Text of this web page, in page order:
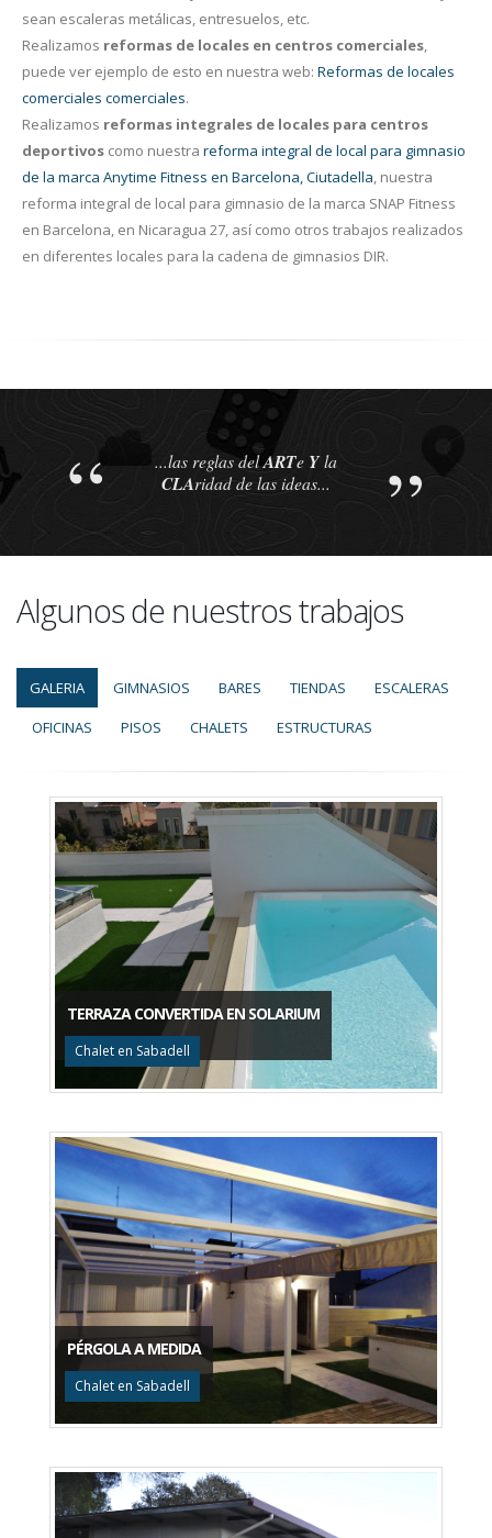
sean escaleras metálicas, entresuelos, etc.
Realizamos reformas de locales en centros comerciales,
puede ver ejemplo de esto en nuestra web: Reformas de locales
comerciales comerciales.
Realizamos reformas integrales de locales para centros
deportivos como nuestra reforma integral de local para gimnasio
de la marca Anytime Fitness en Barcelona, Ciutadella, nuestra
reforma integral de local para gimnasio de la marca SNAP Fitness
en Barcelona, en Nicaragua 27, así como otros trabajos realizados
en diferentes locales para la cadena de gimnasios DIR.
...las reglas delARTe Yla
CLAridad de las ideas...
Algunos de nuestros trabajos
GALERIA GIMNASIOS BARES TIENDAS
ESCALERAS
OFICINAS
PISOS CHALETS ESTRUCTURAS
TERRAZA CONVERTIDA EN SOLARIUM
Chalet en Sabadell
PÉRGOLA A MEDIDA
Chalet en Sabadell